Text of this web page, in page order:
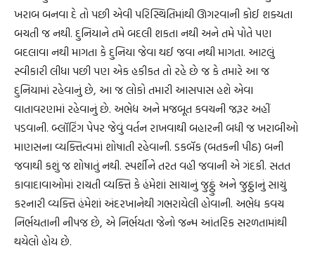
ખરાબ બનવા દે તો પછી એવી પરિસ્થિતિમાંથી ઊગરવાની કોઈ શક્યતા
બચતી જ નથી. દુનિયાને તમે બદલી શકતા નથી અને તમે પોતે પણ
બદલાવા નથી માગતા કે દુનિયા જેવા થઈ જવા નથી માગતા. આટલું
સ્વીકારી લીધા પછી પણ એક હકીકત તો રહે છે જ કે તમારે આ જ
દુનિયામાં રહેવાનું છે, આ જ લોકો તમારી આસપાસ હશે એવા
વાતાવરણમાં રહેવાનું છે. અભેદ્ય અને મજબૂત કવચની જરૂર અહીં
પડવાની. બ્લૉટિંગ પેપર જેવું વર્તન રાખવાથી બહારની બધી જ ખરાબીઓ
માણસના વ્યક્તિત્વમાં શોષાતી રહેવાની. ડકબૅક (બતકની પીઠ) બની
જવાથી કશું જ શોષાતું નથી. સ્પર્શીને તરત વહી જવાની એ ગંદકી. સતત
કાવાદાવાઓમાં રાચતી વ્યક્તિ કે હંમેશાં સાચાનું જુઠ્ઠું અને જુઠ્ઠાનું સાચું
કરનારી વ્યક્તિ હંમેશાં અંદરખાનેથી ગભરાયેલી હોવાની. અભેદ્ય કવચ
નિર્ભયતાની નીપજ છે, એ નિર્ભયતા જેનો જન્મ આંતરિક સરળતામાંથી
થયેલો હોય છે.